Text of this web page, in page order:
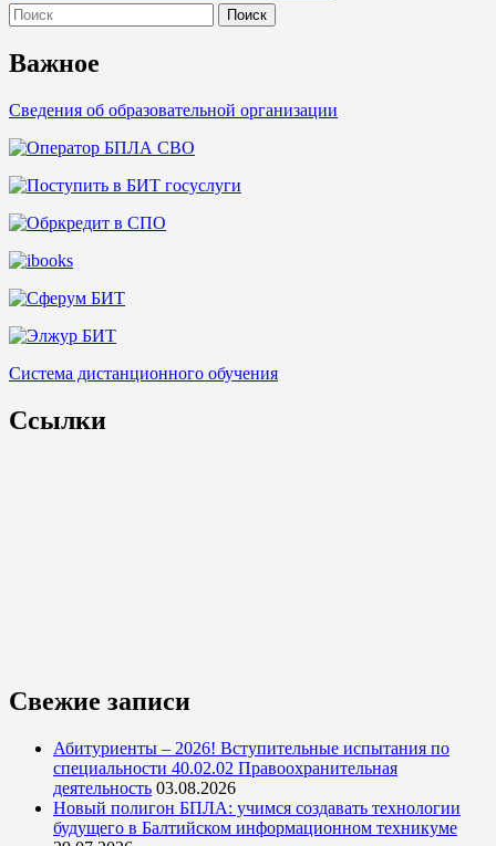
Search
for:
Важное
Сведения об образовательной организации
Система дистанционного обучения
Ссылки
Свежие записи
Абитуриенты – 2026! Вступительные испытания по
специальности 40.02.02 Правоохранительная
деятельность 03.08.2026
Новый полигон БПЛА: учимся создавать технологии
будущего в Балтийском информационном техникуме